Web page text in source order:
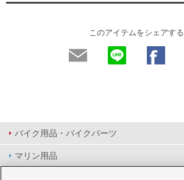
このアイテムをシェアする
バイク用品・バイクパーツ
マリン用品